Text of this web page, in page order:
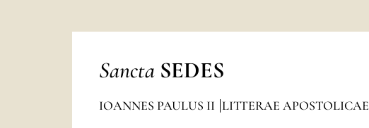
Sancta SEDES
IOANNES PAULUS II LITTERAE APOSTOLICAE